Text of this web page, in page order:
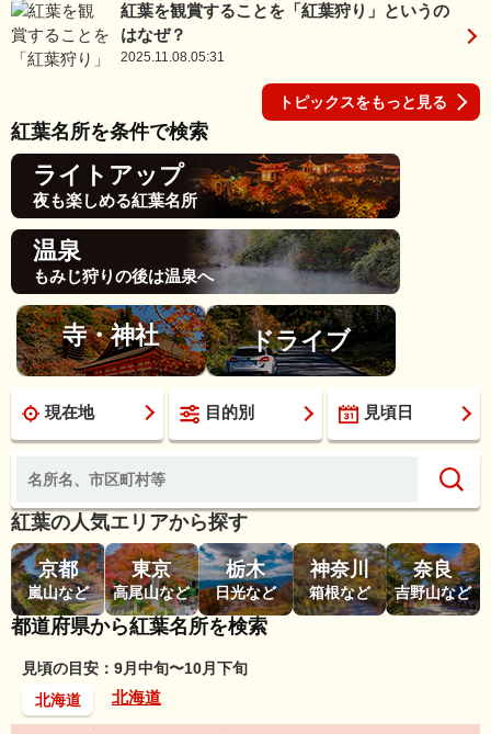
紅葉を観賞することを「紅葉狩り」というの
はなぜ？
2025.11.08.05:31
トピックスをもっと見る
紅葉名所を条件で検索
ライトアップ
夜も楽しめる紅葉名所
温泉
もみじ狩りの後は温泉へ
寺・神社 ドライブ
現在地 目的別 見頃日
紅葉の人気エリアから探す
京都
嵐山など
東京
高尾山など
栃木
日光など
神奈川
箱根など
奈良
吉野山など
都道府県から紅葉名所を検索
見頃の目安：9月中旬〜10月下旬
北海道
北海道